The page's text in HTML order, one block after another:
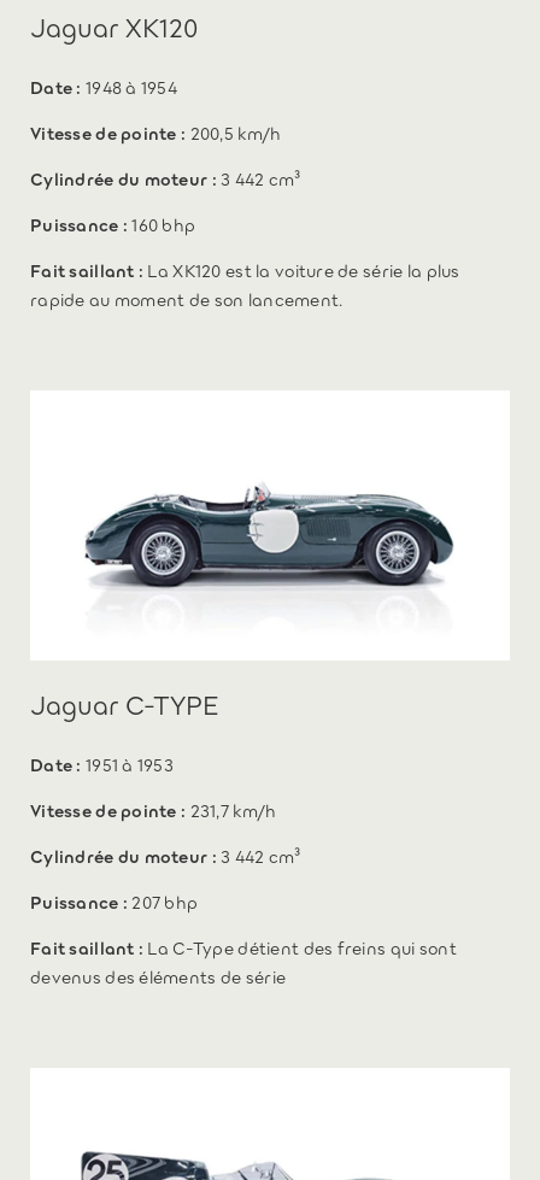
Jaguar XK120
Date : 1948 à 1954
Vitesse de pointe : 200,5 km/h
Cylindrée du moteur : 3 442 cm³
Puissance :160 bhp
Fait saillant : La XK120 est la voiture de série la plus
rapide au moment de son lancement.
Jaguar C-TYPE
Date : 1951 à 1953
Vitesse de pointe : 231,7 km/h
Cylindrée du moteur : 3 442 cm³
Puissance : 207 bhp
Fait saillant : La C-Type détient des freins qui sont
devenus des éléments de série